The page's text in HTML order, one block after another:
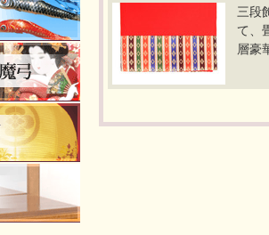
三段
て、
層豪